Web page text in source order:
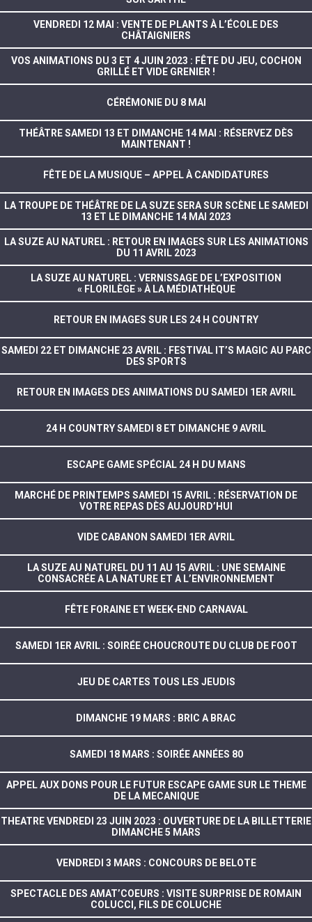
VENDREDI 12 MAI : VENTE DE PLANTS À L’ÉCOLE DES
CHÂTAIGNIERS
VOS ANIMATIONS DU 3 ET 4 JUIN 2023 : FÊTE DU JEU, COCHON
GRILLÉ ET VIDE GRENIER !
CÉRÉMONIE DU 8 MAI
THÉÂTRE SAMEDI 13 ET DIMANCHE 14 MAI : RÉSERVEZ DÈS
MAINTENANT !
FÊTE DE LA MUSIQUE – APPEL À CANDIDATURES
LA TROUPE DE THÉÂTRE DE LA SUZE SERA SUR SCÈNE LE SAMEDI
13 ET LE DIMANCHE 14 MAI 2023
LA SUZE AU NATUREL : RETOUR EN IMAGES SUR LES ANIMATIONS
DU 11 AVRIL 2023
LA SUZE AU NATUREL : VERNISSAGE DE L’EXPOSITION
« FLORILÈGE » À LA MÉDIATHÈQUE
RETOUR EN IMAGES SUR LES 24 H COUNTRY
SAMEDI 22 ET DIMANCHE 23 AVRIL : FESTIVAL IT’S MAGIC AU PARC
DES SPORTS
RETOUR EN IMAGES DES ANIMATIONS DU SAMEDI 1ER AVRIL
24 H COUNTRY SAMEDI 8 ET DIMANCHE 9 AVRIL
ESCAPE GAME SPÉCIAL 24 H DU MANS
MARCHÉ DE PRINTEMPS SAMEDI 15 AVRIL : RÉSERVATION DE
VOTRE REPAS DÈS AUJOURD’HUI
VIDE CABANON SAMEDI 1ER AVRIL
LA SUZE AU NATUREL DU 11 AU 15 AVRIL : UNE SEMAINE
CONSACRÉE A LA NATURE ET A L’ENVIRONNEMENT
FÊTE FORAINE ET WEEK-END CARNAVAL
SAMEDI 1ER AVRIL : SOIRÉE CHOUCROUTE DU CLUB DE FOOT
JEU DE CARTES TOUS LES JEUDIS
DIMANCHE 19 MARS : BRIC A BRAC
SAMEDI 18 MARS : SOIRÉE ANNÉES 80
APPEL AUX DONS POUR LE FUTUR ESCAPE GAME SUR LE THEME
DE LA MECANIQUE
THEATRE VENDREDI 23 JUIN 2023 : OUVERTURE DE LA BILLETTERIE
DIMANCHE 5 MARS
VENDREDI 3 MARS : CONCOURS DE BELOTE
SPECTACLE DES AMAT’COEURS : VISITE SURPRISE DE ROMAIN
COLUCCI, FILS DE COLUCHE